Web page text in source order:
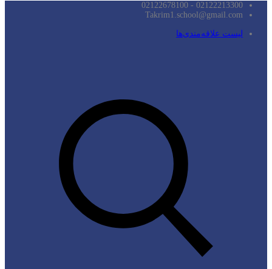
02122213300 - 02122678100
Takrim1.school@gmail.com
لیست علاقه‌مندی‌ها